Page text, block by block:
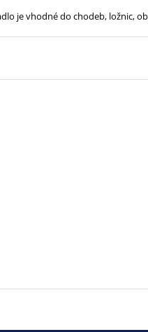
je vhodné do chodeb, ložnic,